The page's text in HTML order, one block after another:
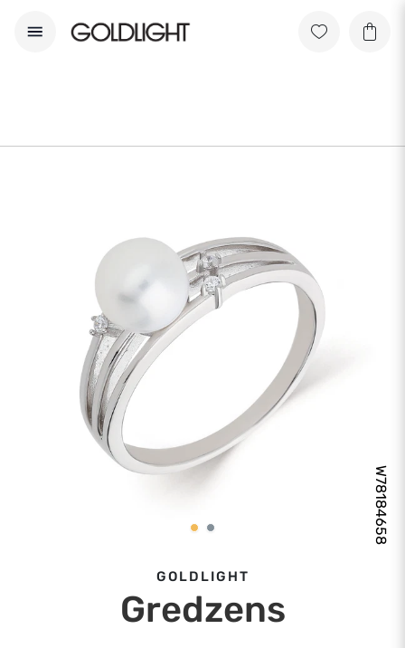
W78184658
GOLDLIGHT
Gredzens